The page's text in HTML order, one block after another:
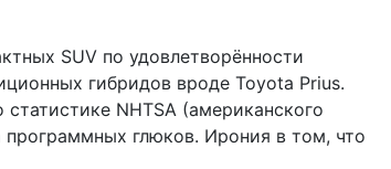
SUV по удовлетворённости
гибридов вроде Toyota Prius.
NHTSA (американского
программных глюков. Ирония в том, что